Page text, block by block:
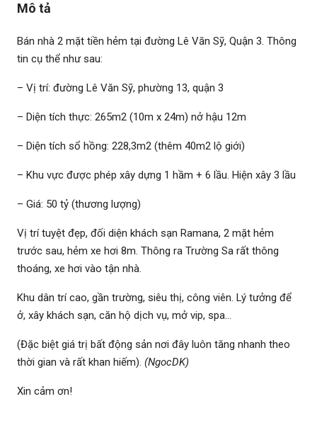
Mô tả
Bán nhà 2 mặt tiền hẻm tại đường Lê Văn Sỹ, Quận 3. Thông
tin cụ thể như sau:
– Vị trí: đường Lê Văn Sỹ, phường 13, quận 3
– Diện tích thực: 265m2 (10m x 24m) nở hậu 12m
– Diện tích sổ hồng: 228,3m2 (thêm 40m2 lộ giới)
– Khu vực được phép xây dựng 1 hầm + 6 lầu. Hiện xây 3 lầu
– Giá: 50 tỷ (thương lượng)
Vị trí tuyệt đẹp, đối diện khách sạn Ramana, 2 mặt hẻm
trước sau, hẻm xe hơi 8m. Thông ra Trường Sa rất thông
thoáng, xe hơi vào tận nhà.
Khu dân trí cao, gần trường, siêu thị, công viên. Lý tưởng để
ở, xây khách sạn, căn hộ dịch vụ, mở vip, spa…
(Đặc biệt giá trị bất động sản nơi đây luôn tăng nhanh theo
thời gian và rất khan hiếm). (NgocDK)
Xin cảm ơn!